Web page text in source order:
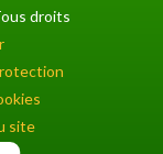
droits
site